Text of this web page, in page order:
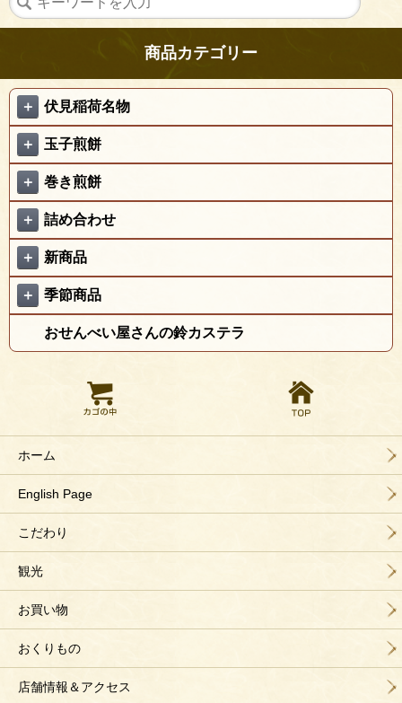
商品カテゴリー
＋ 伏見稲荷名物
＋ 玉子煎餅
＋ 巻き煎餅
＋ 詰め合わせ
＋ 新商品
＋ 季節商品
おせんべい屋さんの鈴カステラ
ホーム
English Page
こだわり
観光
お買い物
おくりもの
店舗情報＆アクセス